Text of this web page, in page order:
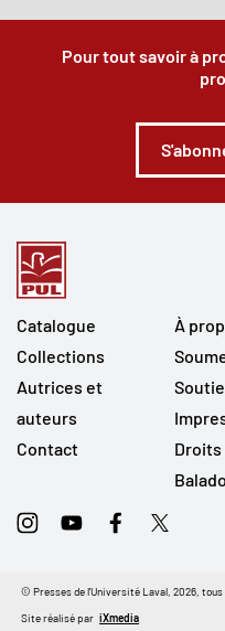
Pour tout savoir à
Catalogue
Collections
Autrices et
auteurs
Contact
À
InstagramYoutubeFacebookTwitter
Site réalisé par iXmedia
© Presses de l'Université Laval, 2026,